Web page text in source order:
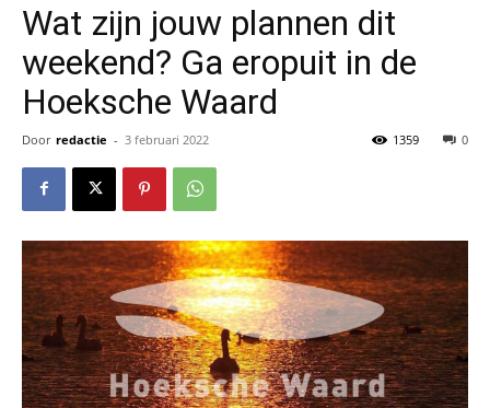
Wat zijn jouw plannen dit
weekend? Ga eropuit in de
Hoeksche Waard
Door redactie - 3 februari 2022 0
1359